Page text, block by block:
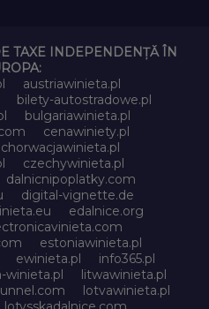
TAXE INDEPENDENȚĂ ÎN
austriawinieta.pl
bilety-autostradowe.pl
bulgariawinieta.pl
cenawiniety.pl
chorwacjawinieta.pl
czechywinieta.pl
dalnicnipoplatky.com
digital-vignette.de
edalnice.org
estoniawinieta.pl
ewinieta.pl
info365.pl
winieta.pl
litwawinieta.pl
lotvawinieta.pl